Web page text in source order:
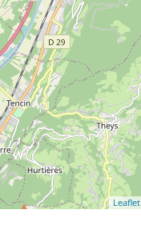
Leaflet